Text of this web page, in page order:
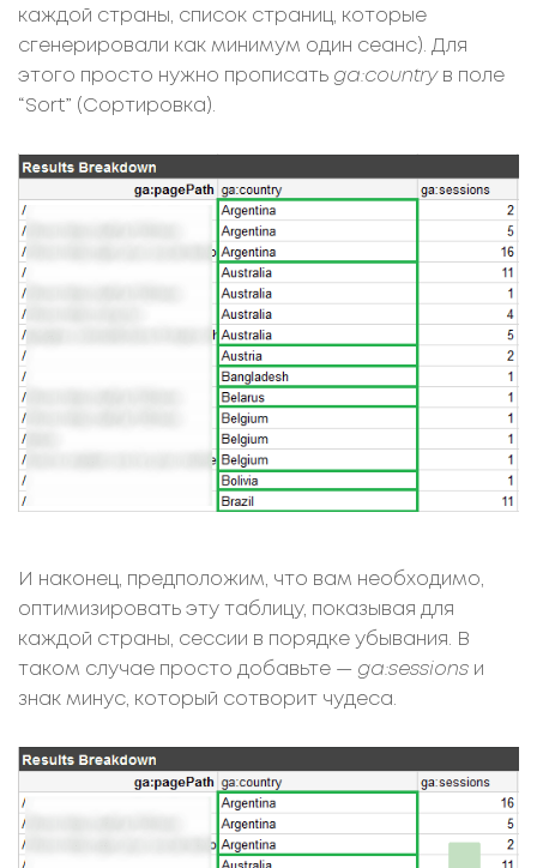
каждой страны, список страниц, которые
сгенерировали как минимум один сеанс). Для
этого просто нужно прописать ga:countryв поле
“Sort” (Сортировка).
И наконец, предположим, что вам необходимо,
оптимизировать эту таблицу, показывая для
каждой страны, сессии в порядке убывания. В
таком случае просто добавьте — ga:sessions и
знак минус, который сотворит чудеса.